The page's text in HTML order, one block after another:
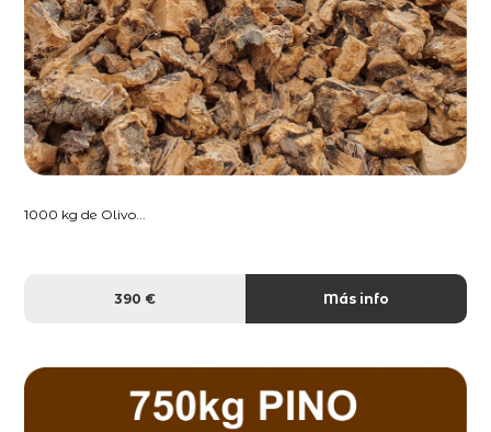
1000 kg de Olivo...
390 € Más info